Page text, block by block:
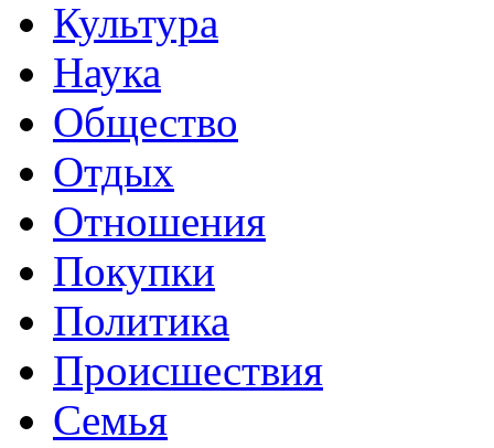
Культура
Наука
Общество
Отдых
Отношения
Покупки
Политика
Происшествия
Семья